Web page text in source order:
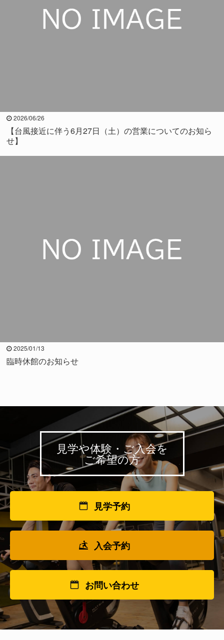
2026/06/26
【台風接近に伴う6月27日（土）の営業についてのお知ら
せ】
2025/01/13
臨時休館のお知らせ
見学や体験・ご入会を
ご希望の方
見学予約
入会予約
お問い合わせ